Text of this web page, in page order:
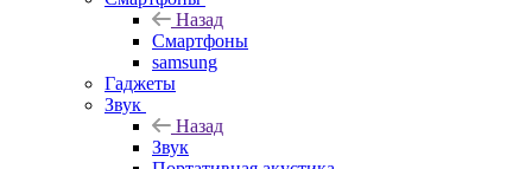
Назад
Смартфоны
samsung
Гаджеты
Звук
Назад
Звук